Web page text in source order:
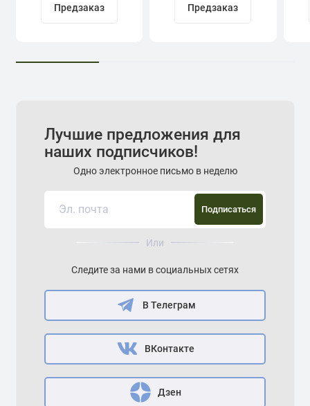
Предзаказ Предзаказ
Лучшие предложения для
наших подписчиков!
Одно электронное письмо в неделю
Подписаться
Или
Следите за нами в социальных сетях
В Телеграм
ВКонтакте
Дзен